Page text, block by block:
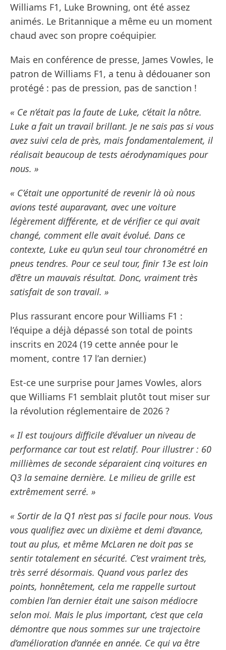
Williams F1, Luke Browning, ont été assez
animés. Le Britannique a même eu un moment
chaud avec son propre coéquipier.
Mais en conférence de presse, James Vowles, le
patron de Williams F1, a tenu à dédouaner son
protégé : pas de pression, pas de sanction !
« Ce n’était pas la faute de Luke, c’était la nôtre.
Luke a fait un travail brillant. Je ne sais pas si vous
avez suivi cela de près, mais fondamentalement, il
réalisait beaucoup de tests aérodynamiques pour
nous. »
« C’était une opportunité de revenir là où nous
avions testé auparavant, avec une voiture
légèrement différente, et de vérifier ce qui avait
changé, comment elle avait évolué. Dans ce
contexte, Luke eu qu’un seul tour chronométré en
pneus tendres. Pour ce seul tour, finir 13e est loin
d’être un mauvais résultat. Donc, vraiment très
satisfait de son travail. »
Plus rassurant encore pour Williams F1 :
l’équipe a déjà dépassé son total de points
inscrits en 2024 (19 cette année pour le
moment, contre 17 l’an dernier.)
Est-ce une surprise pour James Vowles, alors
que Williams F1 semblait plutôt tout miser sur
la révolution réglementaire de 2026 ?
« Il est toujours difficile d’évaluer un niveau de
performance car tout est relatif. Pour illustrer : 60
millièmes de seconde séparaient cinq voitures en
Q3 la semaine dernière. Le milieu de grille est
extrêmement serré. »
« Sortir de la Q1 n’est pas si facile pour nous. Vous
vous qualifiez avec un dixième et demi d’avance,
tout au plus, et même McLaren ne doit pas se
sentir totalement en sécurité. C’est vraiment très,
très serré désormais. Quand vous parlez des
points, honnêtement, cela me rappelle surtout
combien l’an dernier était une saison médiocre
selon moi. Mais le plus important, c’est que cela
démontre que nous sommes sur une trajectoire
d’amélioration d’année en année. Ce qui va être